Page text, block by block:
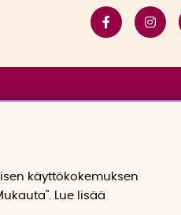
käyttökokemuksen
Lue lisää